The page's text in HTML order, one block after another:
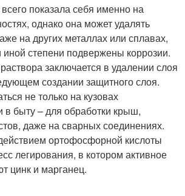
показала себя именно на
однако она может удалять
на других металлах или сплавах,
иной степени подвержены коррозии.
заключается в удалении слоя
создании защитного слоя.
не только на кузовах
в быту – для обработки крыш,
даже на сварных соединениях.
ортофосфорной кислоты
легирования, в котором активное
цинк и марганец.